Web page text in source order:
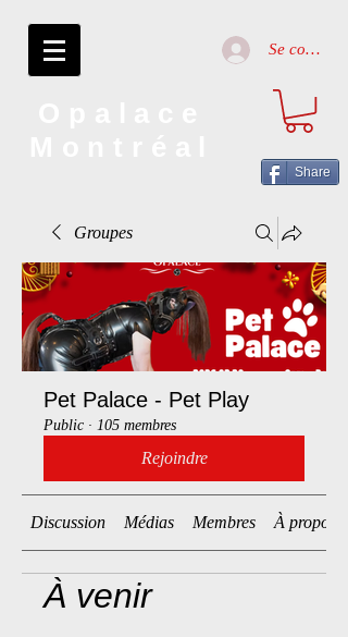
Se connecter
Share
Groupes
Pet Palace - Pet Play
Public · 105 membres
Rejoindre
Discussion Médias Membres À propos
À venir